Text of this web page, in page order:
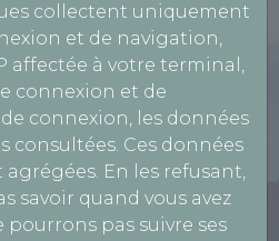
collectent uniquement
et de navigation,
affectée à votre terminal,
connexion et de
connexion, les données
consultées. Ces données
En les refusant,
savoir quand vous avez
pas suivre ses
Véhicules Légers
quads, voiturettes...